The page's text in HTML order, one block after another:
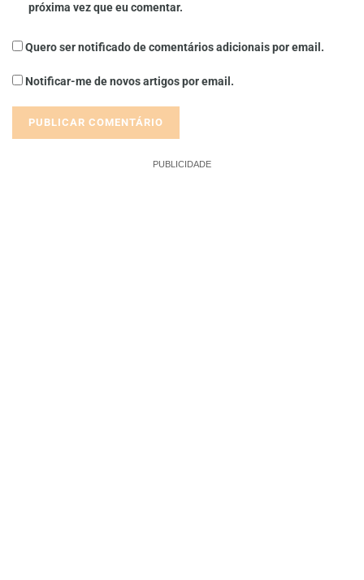
próxima vez que eu comentar.
Quero ser notificado de comentários adicionais por email.
Notificar-me de novos artigos por email.
PUBLICIDADE